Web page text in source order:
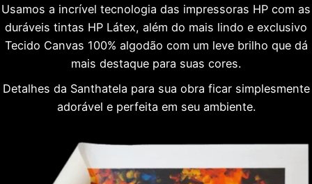
Usamos a incrível tecnologia das impressoras HP com as
duráveis tintas HP Látex, além do mais lindo e exclusivo
Tecido Canvas 100% algodão com um leve brilho que dá
mais destaque para suas cores.
Detalhes da Santhatela para sua obra ficar simplesmente
adorável e perfeita em seu ambiente.